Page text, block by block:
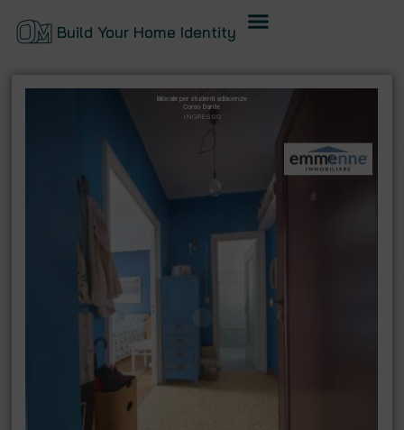
Build Your Home Identity